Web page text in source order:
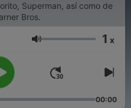
Superman, así como de
Bros.
Volumen 1 x
00:00